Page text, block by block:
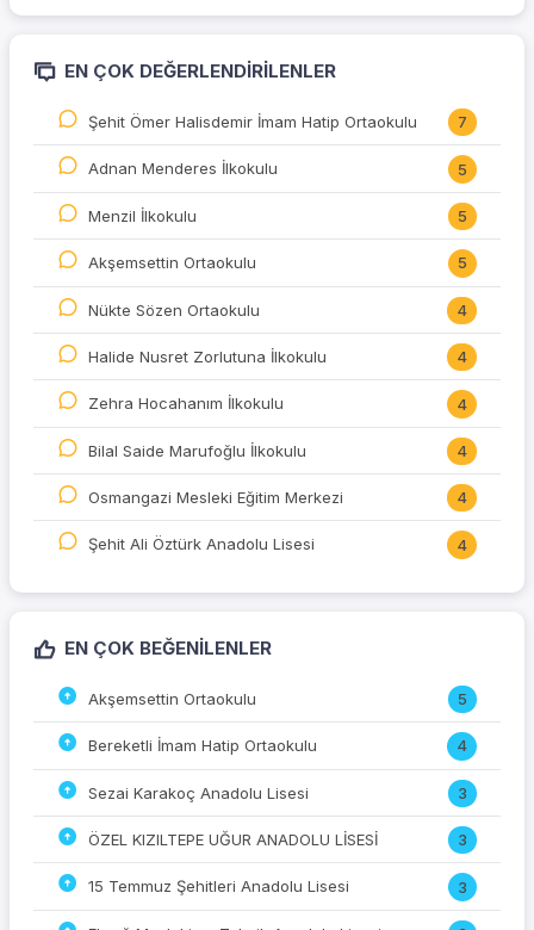
EN ÇOK DEĞERLENDIRILENLER
Şehit Ömer Halisdemir İmam Hatip Ortaokulu 7
Adnan Menderes İlkokulu 5
Menzil İlkokulu 5
Akşemsettin Ortaokulu 5
Nükte Sözen Ortaokulu 4
Halide Nusret Zorlutuna İlkokulu 4
Zehra Hocahanım İlkokulu 4
Bilal Saide Marufoğlu İlkokulu 4
Osmangazi Mesleki Eğitim Merkezi 4
Şehit Ali Öztürk Anadolu Lisesi 4
EN ÇOK BEĞENILENLER
Akşemsettin Ortaokulu 5
Bereketli İmam Hatip Ortaokulu 4
Sezai Karakoç Anadolu Lisesi 3
ÖZEL KIZILTEPE UĞUR ANADOLU LİSESİ 3
15 Temmuz Şehitleri Anadolu Lisesi 3